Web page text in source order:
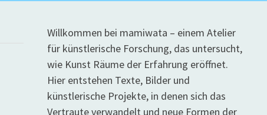
Willkommen bei mamiwata – einem Atelier
für künstlerische Forschung, das untersucht,
wie Kunst Räume der Erfahrung eröffnet.
Hier entstehen Texte, Bilder und
künstlerische Projekte, in denen sich das
Vertraute verwandelt und neue Formen der